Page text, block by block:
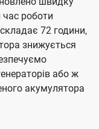
роботи
72 години,
знижується
або ж
акумулятора